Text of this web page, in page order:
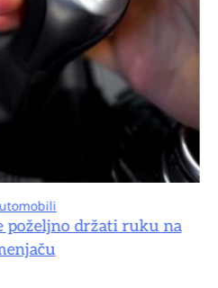
poželjno držati ruku na